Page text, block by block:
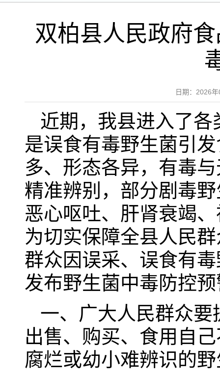
双柏县人民政府
日期：2026
近期，我县进入了
是误食有毒野生菌引
多、形态各异，有毒
精准辨别，部分剧毒
恶心呕吐、肝肾衰竭
为切实保障全县人民
群众因误采、误食有
发布野生菌中毒防控
一、广大人民群众
出售、购买、食用自
腐烂或幼小难辨识的